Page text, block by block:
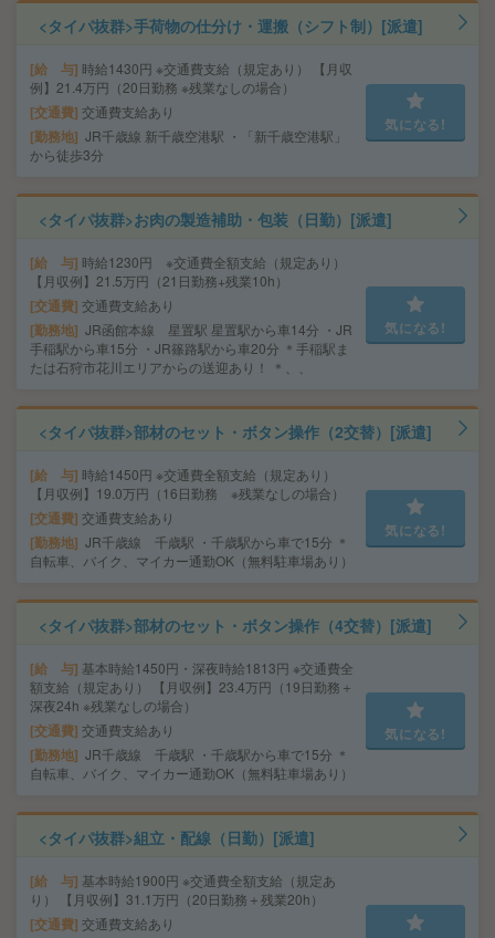
<タイパ抜群>手荷物の仕分け・運搬（シフト制）[派遣]
給 与 時給1430円 ※交通費支給（規定あり） 【月収
例】21.4万円（20日勤務 ※残業なしの場合）
交通費 交通費支給あり
勤務地 JR千歳線 新千歳空港駅 ・「新千歳空港駅」
から徒歩3分
気になる!
<タイパ抜群>お肉の製造補助・包装（日勤）[派遣]
給 与 時給1230円 ※交通費全額支給（規定あり）
【月収例】21.5万円（21日勤務+残業10h）
交通費 交通費支給あり
勤務地 JR函館本線 星置駅 星置駅から車14分 ・JR
手稲駅から車15分 ・JR篠路駅から車20分 ＊手稲駅ま
たは石狩市花川エリアからの送迎あり！ ＊、、
気になる!
<タイパ抜群>部材のセット・ボタン操作（2交替）[派遣]
給 与 時給1450円 ※交通費全額支給（規定あり）
【月収例】19.0万円（16日勤務 ※残業なしの場合）
交通費 交通費支給あり
勤務地 JR千歳線 千歳駅 ・千歳駅から車で15分 ＊
自転車、バイク、マイカー通勤OK（無料駐車場あり）
気になる!
<タイパ抜群>部材のセット・ボタン操作（4交替）[派遣]
給 与 基本時給1450円・深夜時給1813円 ※交通費全
額支給（規定あり） 【月収例】23.4万円（19日勤務＋
深夜24h ※残業なしの場合）
交通費 交通費支給あり
勤務地 JR千歳線 千歳駅 ・千歳駅から車で15分 ＊
自転車、バイク、マイカー通勤OK（無料駐車場あり）
気になる!
<タイパ抜群>組立・配線（日勤）[派遣]
給 与 基本時給1900円 ※交通費全額支給（規定あ
り） 【月収例】31.1万円（20日勤務＋残業20h）
交通費 交通費支給あり